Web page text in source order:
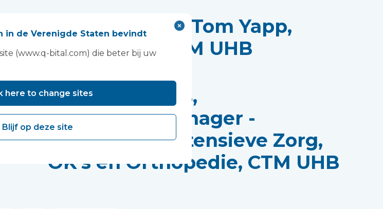
Interview met Tom Yapp,
consultant, CTM UHB
Sarah Edwards,
directoraatmanager -
Anesthesie, Intensieve Zorg,
OK's en Orthopedie, CTM UHB
in de Verenigde Staten bevindt
(www.q-bital.com) die beter bij uw
here to change sites
Blijf op deze site